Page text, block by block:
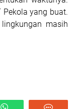
Pekola yang buat.
masih